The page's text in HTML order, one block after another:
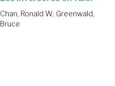
Chan, Ronald W.; Greenwald,
Bruce